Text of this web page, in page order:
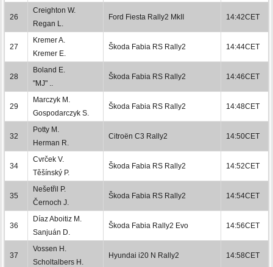
26
Creighton W.
Regan L.
Ford Fiesta Rally2 MkII 14:42CET
27
Kremer A.
Kremer E.
Škoda Fabia RS Rally2 14:44CET
28
Boland E.
"MJ" ..
Škoda Fabia RS Rally2 14:46CET
29
Marczyk M.
Gospodarczyk S.
Škoda Fabia RS Rally2 14:48CET
32
Potty M.
Herman R.
Citroën C3 Rally2 14:50CET
34
Cvrček V.
Těšínský P.
Škoda Fabia RS Rally2 14:52CET
35
Nešetřil P.
Černoch J.
Škoda Fabia RS Rally2 14:54CET
36
Díaz Aboitiz M.
Sanjuán D.
Škoda Fabia Rally2 Evo 14:56CET
37
Vossen H.
Scholtalbers H.
Hyundai i20 N Rally2 14:58CET